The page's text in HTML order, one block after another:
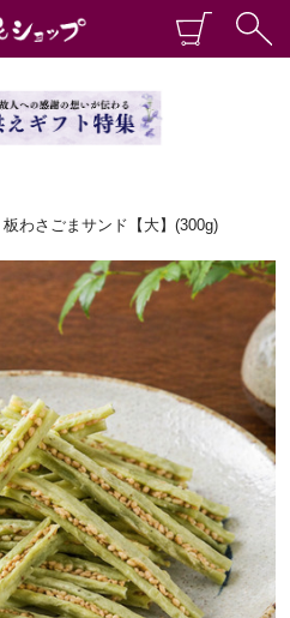
板わさごまサンド【大】(300g)